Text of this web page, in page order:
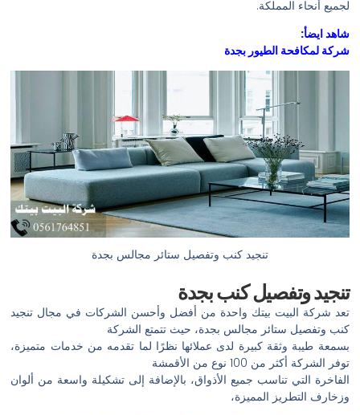
لجميع أنحاء المملكة.
شاهد ايضأ:
شركة لمكافحة الطيور بجدة
تنجيد كنب وتفصيل ستائر مجالس بجدة
تنجيد وتفصيل كنب بجدة
تعد شركة البيت بيتك واحدة من أفضل وأحسن الشركات في مجال تنجيد
كنب وتفصيل ستائر مجالس بجدة، حيث تتمتع الشركة
بسمعة طيبة وثقة كبيرة لدى عملائها نظرًا لما تقدمه من خدمات متميزة،
توفر الشركة أكثر من 100 نوع من الأقمشة
الفاخرة التي تناسب جميع الأذواق، بالإضافة إلى تشكيلة واسعة من ألوان
وزخارف التطريز المميزة،